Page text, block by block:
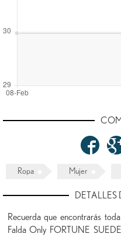
Ropa Mujer
DETALLES
Recuerda que encontrarás
Falda Only FORTUNE